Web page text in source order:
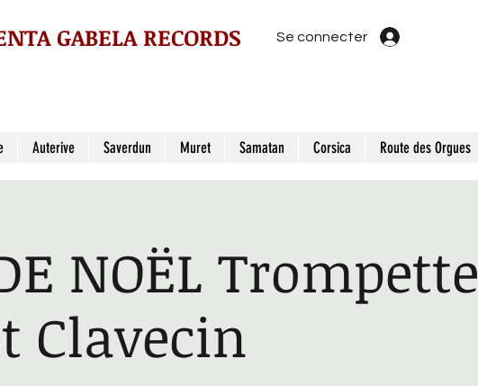
GABELA RECORDS Se connecter
Auterive Saverdun Muret Samatan Corsica Route des Orgues
NOËL Trompette
Clavecin